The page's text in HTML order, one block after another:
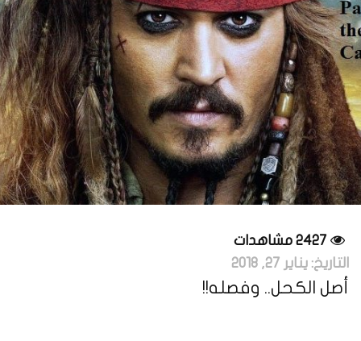
التاريخ: يناير 27, 2018
أصل الكحل.. وفصله!!